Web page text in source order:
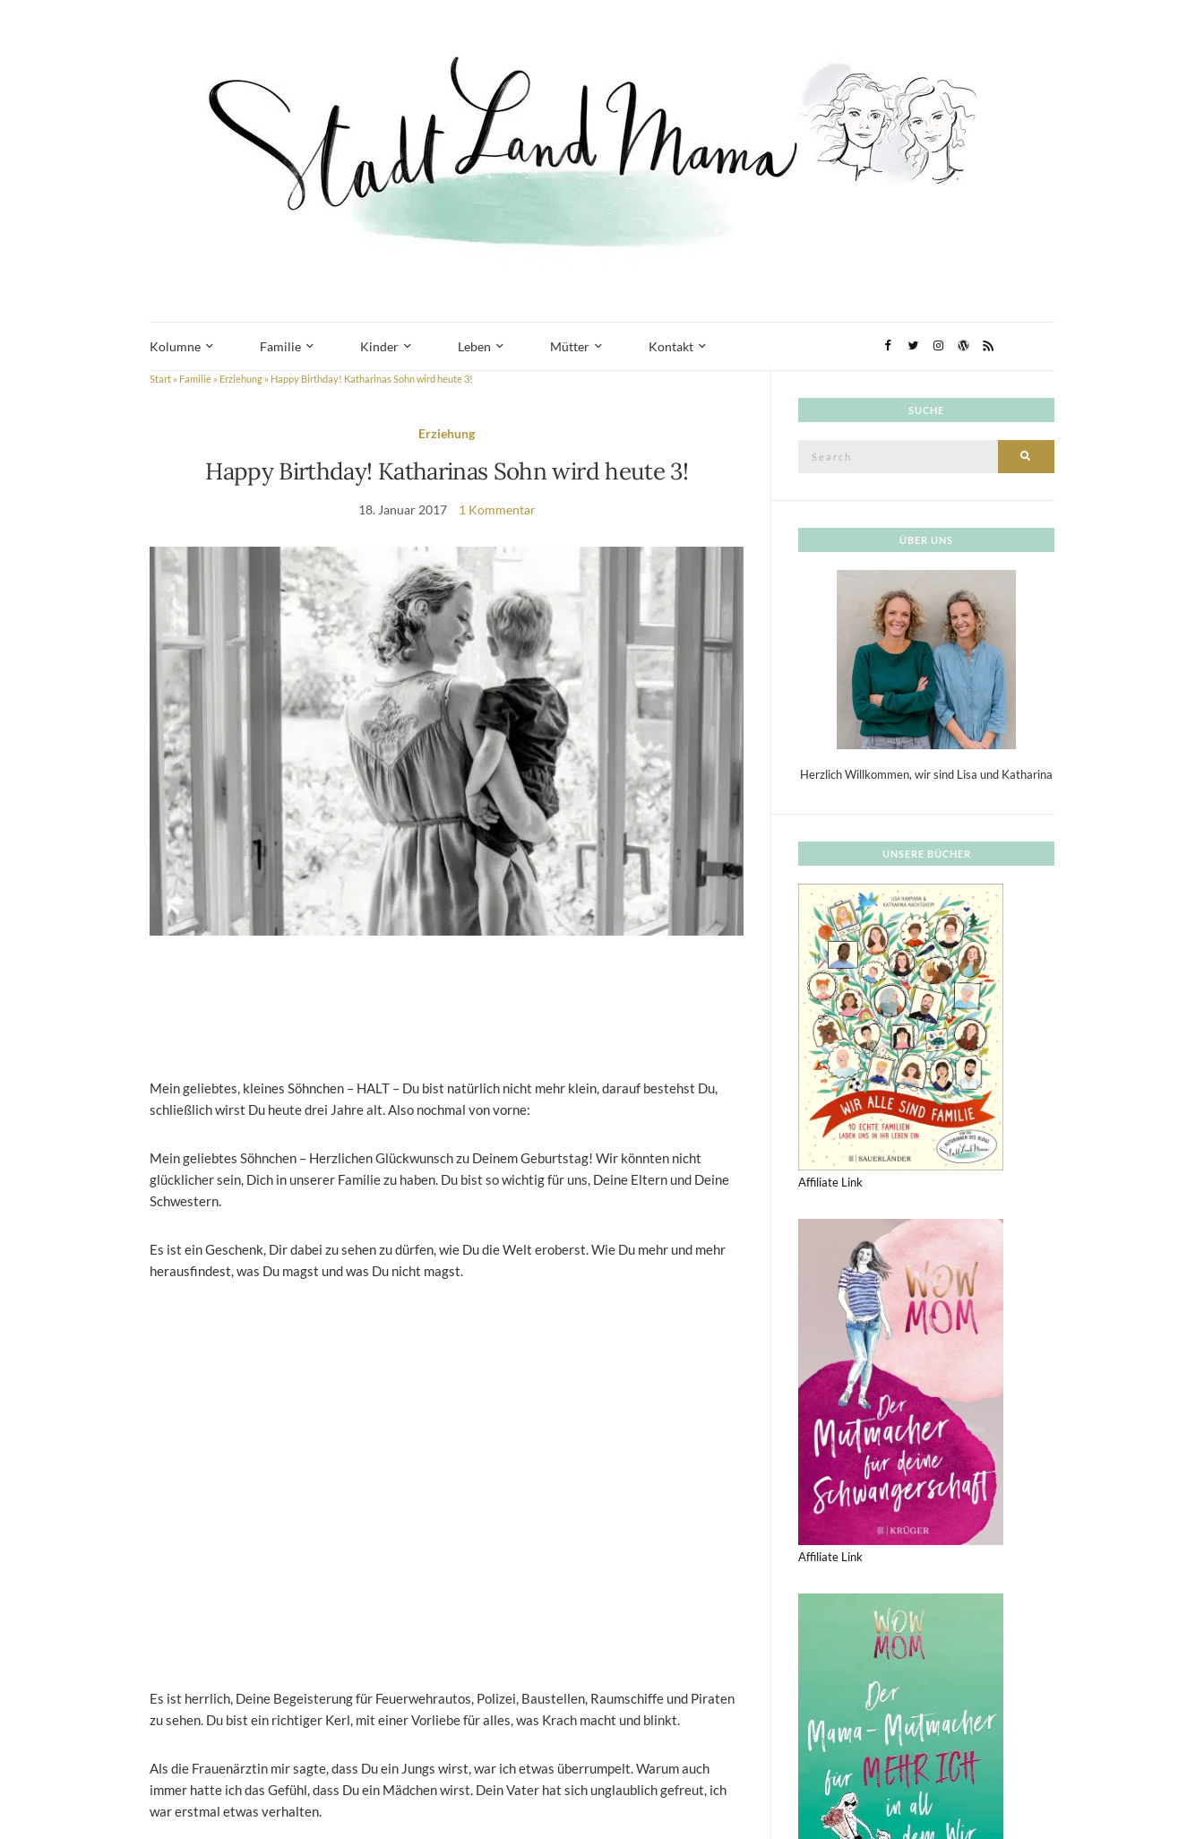
Kolumne Familie Kinder Leben Mütter Kontakt
Start » Familie » Erziehung » Happy Birthday! Katharinas Sohn wird heute 3!
Erziehung
Happy Birthday! Katharinas Sohn wird heute 3!
18. Januar 2017 1 Kommentar
Mein geliebtes, kleines Söhnchen – HALT – Du bist natürlich nicht mehr klein, darauf bestehst Du,
schließlich wirst Du heute drei Jahre alt. Also nochmal von vorne:
Mein geliebtes Söhnchen – Herzlichen Glückwunsch zu Deinem Geburtstag! Wir könnten nicht
glücklicher sein, Dich in unserer Familie zu haben. Du bist so wichtig für uns, Deine Eltern und Deine
Schwestern.
Es ist ein Geschenk, Dir dabei zu sehen zu dürfen, wie Du die Welt eroberst. Wie Du mehr und mehr
herausfindest, was Du magst und was Du nicht magst.
Es ist herrlich, Deine Begeisterung für Feuerwehrautos, Polizei, Baustellen, Raumschiffe und Piraten
zu sehen. Du bist ein richtiger Kerl, mit einer Vorliebe für alles, was Krach macht und blinkt.
Als die Frauenärztin mir sagte, dass Du ein Jungs wirst, war ich etwas überrumpelt. Warum auch
immer hatte ich das Gefühl, dass Du ein Mädchen wirst. Dein Vater hat sich unglaublich gefreut, ich
war erstmal etwas verhalten.
SUCHE
ÜBER UNS
Herzlich Willkommen, wir sind Lisa und Katharina
UNSERE BÜCHER
Affiliate Link
Affiliate Link